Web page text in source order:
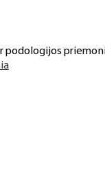
podologijos